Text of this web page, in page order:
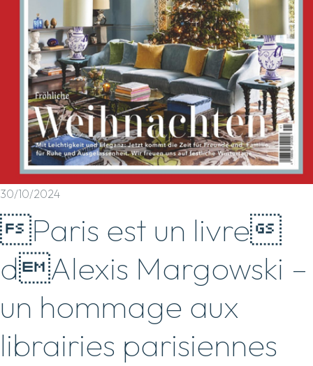
30/10/2024
Paris est un livre
dAlexis Margowski –
un hommage aux
librairies parisiennes